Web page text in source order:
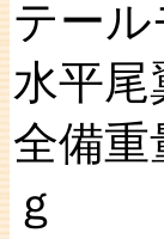
テー
水平
全備
ｇ